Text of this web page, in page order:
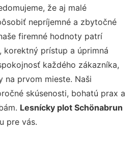
že aj malé
nepríjemné a zbytočné
firemné hodnoty patrí
korektný prístup a úprimná
každého zákazníka,
na prvom mieste. Naši
skúsenosti, bohatú prax a
Lesnícky plot Schönabrun
pre vás.